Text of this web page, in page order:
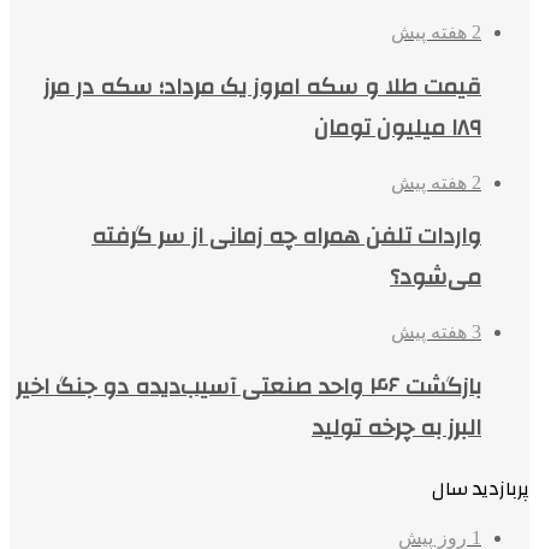
2 هفته پیش
قیمت طلا و سکه امروز یک مرداد؛ سکه در مرز
۱۸۹ میلیون تومان
2 هفته پیش
واردات تلفن همراه چه زمانی از سر گرفته
می‌شود؟
3 هفته پیش
بازگشت ۴۶ واحد صنعتی آسیب‌دیده دو جنگ اخیر
البرز به چرخه تولید
پربازدید سال
1 روز پیش